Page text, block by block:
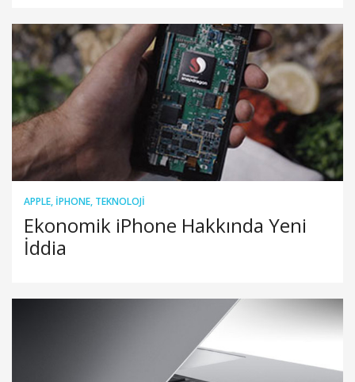
APPLE, IPHONE, TEKNOLOJI
Ekonomik iPhone Hakkında Yeni
İddia